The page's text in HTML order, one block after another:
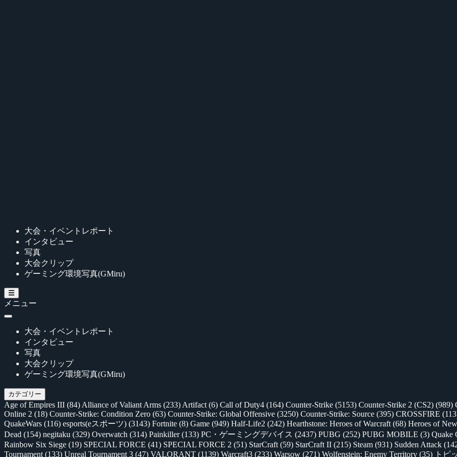
大会・イベントレポート
インタビュー
写真
大会クリップ
ゲーミング環境写真(GMiru)
メニュー
大会・イベントレポート
インタビュー
写真
大会クリップ
ゲーミング環境写真(GMiru)
カテゴリー
Age of Empires III (84) Alliance of Valiant Arms (233) Artifact (6) Call of Duty4 (164) Counter-Strike (5153) Counter-Strike 2 (CS2) (989)
Online 2 (18) Counter-Strike: Condition Zero (63) Counter-Strike: Global Offensive (3250) Counter-Strike: Source (395) CROSSFIRE
QuakeWars (116) esports(eスポーツ) (3143) Fortnite (8) Game (949) Half-Life2 (242) Hearthstone: Heroes of Warcraft (68) Heroes of
Dead (154) negitaku (329) Overwatch (314) Painkiller(133) PC・ゲーミングデバイス (2437) PUBG (252) PUBG MOBILE (3) Quake
Rainbow Six Siege (19) SPECIAL FORCE (41) SPECIAL FORCE 2 (51) StarCraft (59) StarCraft II (215) Steam (931) Sudden Attack
Tournament (133) Unreal Tournament 3 (47) VALORANT (1139) Warcraft3 (233) Warsow (271) Wolfenstein: Enemy Territory (35) トピ